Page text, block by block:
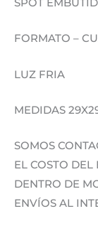
SPOT
FORMATO –
LUZ FRIA
MEDIDAS
SOMOS
EL COSTO
DENTRO DE
ENVÍOS AL